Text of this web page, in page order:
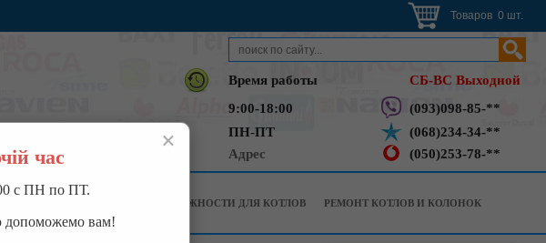
Товаров 0 шт.
Время работы
СБ-ВС Выходной
9:00-18:00
(093)098-85-**
ПН-ПТ
(068)234-34-**
Адрес
(050)253-78-**
ПРИНАДЛЕЖНОСТИ ДЛЯ КОТЛОВ РЕМОНТ КОТЛОВ И КОЛОНОК
×
час
с ПН по ПТ.
допоможемо вам!